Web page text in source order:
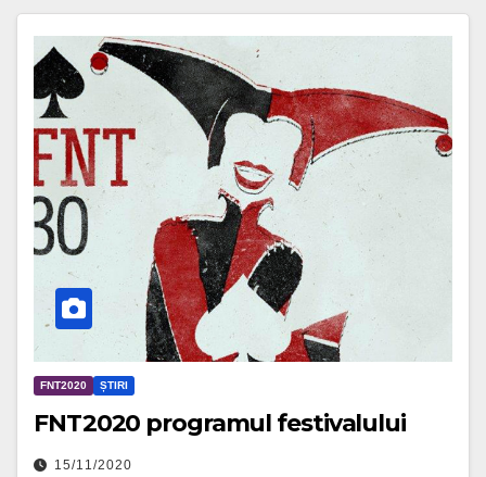
FNT2020 ȘTIRI
FNT2020 programul festivalului
15/11/2020